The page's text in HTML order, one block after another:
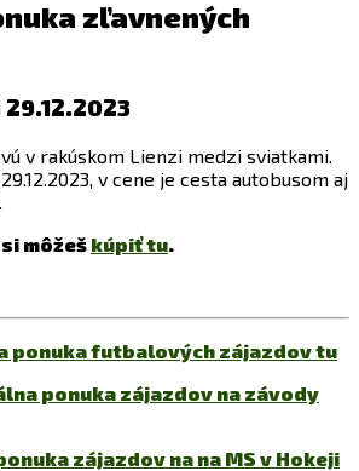
zľavnených
v rakúskom Lienzi medzi sviatkami.
v cene je cesta autobusom aj
môžeš kúpiť tu.
ponuka futbalových zájazdov tu
ponuka zájazdov na závody
zájazdov na na MS v Hokeji